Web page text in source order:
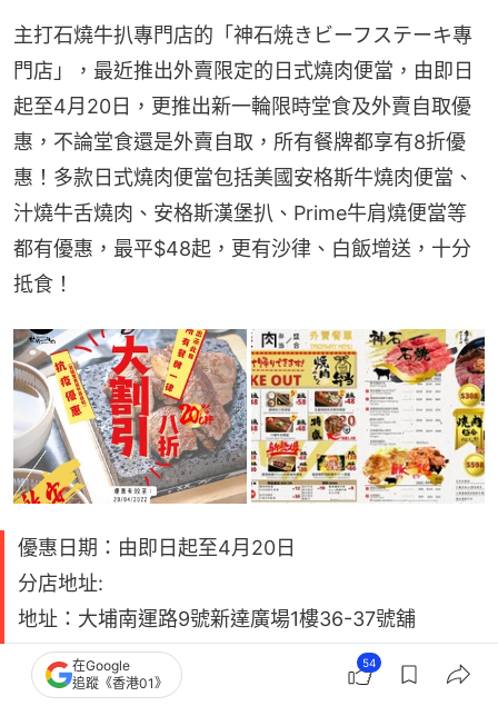
主打石燒牛扒專門店的「神石焼きビーフステーキ專
門店」，最近推出外賣限定的日式燒肉便當，由即日
起至4月20日，更推出新一輪限時堂食及外賣自取優
惠，不論堂食還是外賣自取，所有餐牌都享有8折優
惠！多款日式燒肉便當包括美國安格斯牛燒肉便當、
汁燒牛舌燒肉、安格斯漢堡扒、Prime牛肩燒便當等
都有優惠，最平$48起，更有沙律、白飯增送，十分
抵食！
優惠日期：由即日起至4月20日
分店地址:
地址：大埔南運路9號新達廣場1樓36-37號舖
地址： 油麻地碧街35號地舖
地址：荃灣大河道98號如心廣場商場二期2樓206號
在Google
追蹤《香港01》
54